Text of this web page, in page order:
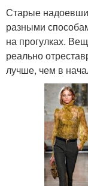
Старые
разными
на прогулках.
реально
лучше, чем в